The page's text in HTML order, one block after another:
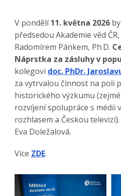
V pondělí11. května 2026
předsedou Akademie věd
Radomírem Pánkem, Ph.D.
Náprstka za zásluhy v
kolegovi doc. PhDr.
za vytrvalou činnost na poli
historického výzkumu
rozvíjení spolupráce s médii
rozhlasem a Českou
Eva Doležalová.
Více ZDE.